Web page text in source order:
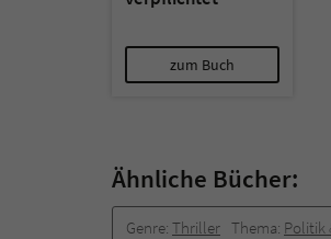
zum Buch
Ähnliche Bücher:
Genre: Thriller Thema: Politik